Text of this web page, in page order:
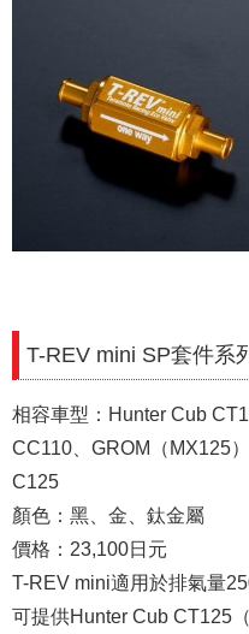
T-REV mini SP套件系
相容車型：Hunter Cub
CC110、GROM（MX125
C125
顏色：黑、金、鈦金屬
價格：23,100日元
T-REV mini適用於排氣量
可提供Hunter Cub CT125